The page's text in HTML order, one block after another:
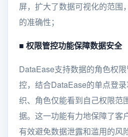
屏，扩大了数据可视化的范围
的准确性；
■ 权限管控功能保障数据安全
DataEase支持数据的角色权
控，结合DataEase的单点登
织、角色仅能看到自己权限范
据。这一功能有力地保障了客
有效避免数据泄露和滥用的风